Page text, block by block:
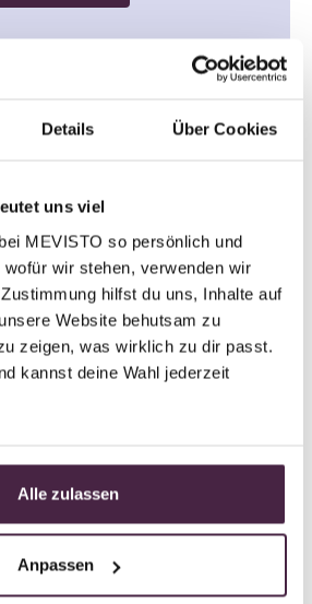
Details Über Cookies
uns viel
MEVISTO so persönlich und
wir stehen, verwenden wir
hilfst du uns, Inhalte auf
Website behutsam zu
zeigen, was wirklich zu dir passt.
kannst deine Wahl jederzeit
Alle zulassen
Anpassen
verwendet werden?
es, bis ich mein
einen Diamant
können als Edelstein